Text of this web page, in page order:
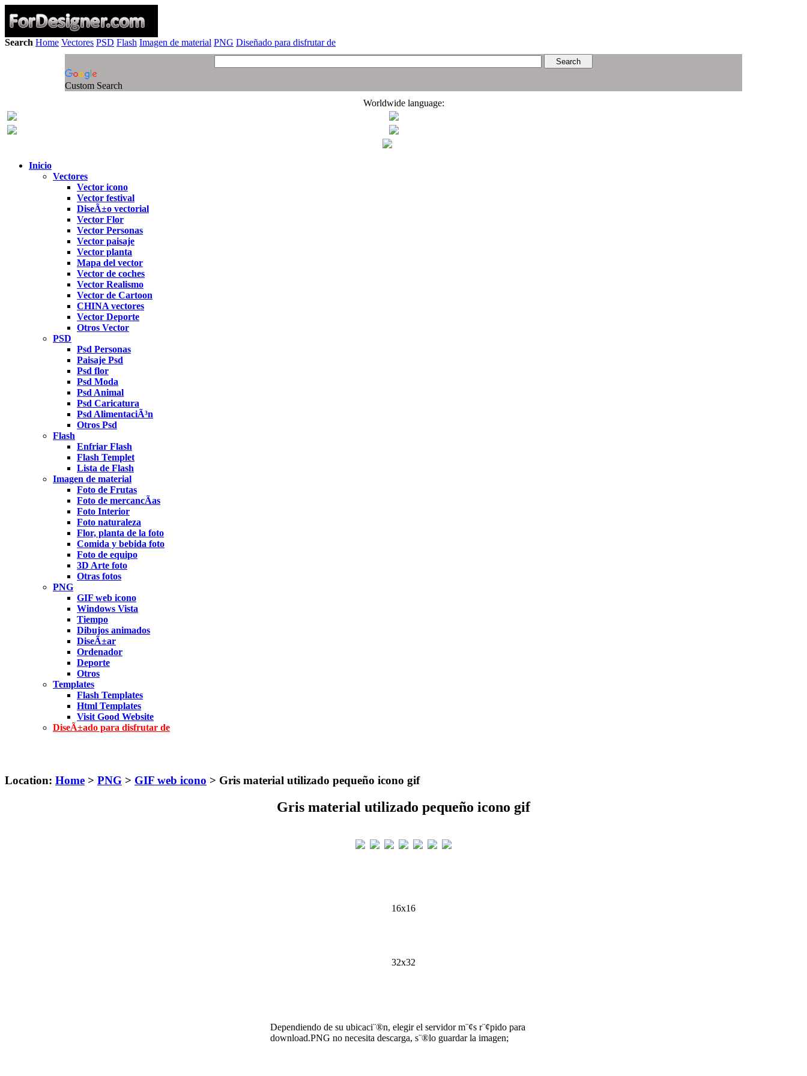
Search Home Vectores PSD Flash Imagen de material PNG Diseñado para disfrutar de
Custom Search
Worldwide language:
Inicio
Vectores
Vector icono
Vector festival
DiseÃ±o vectorial
Vector Flor
Vector Personas
Vector paisaje
Vector planta
Mapa del vector
Vector de coches
Vector Realismo
Vector de Cartoon
CHINA vectores
Vector Deporte
Otros Vector
PSD
Psd Personas
Paisaje Psd
Psd flor
Psd Moda
Psd Animal
Psd Caricatura
Psd AlimentaciÃ³n
Otros Psd
Flash
Enfriar Flash
Flash Templet
Lista de Flash
Imagen de material
Foto de Frutas
Foto de mercancÃ­as
Foto Interior
Foto naturaleza
Flor, planta de la foto
Comida y bebida foto
Foto de equipo
3D Arte foto
Otras fotos
PNG
GIF web icono
Windows Vista
Tiempo
Dibujos animados
DiseÃ±ar
Ordenador
Deporte
Otros
Templates
Flash Templates
Html Templates
Visit Good Website
DiseÃ±ado para disfrutar de
Location: Home > PNG > GIF web icono > Gris material utilizado pequeño icono gif
Gris material utilizado pequeño icono gif
16x16
32x32
Dependiendo de su ubicaci¨®n, elegir el servidor m¨¢s r¨¢pido para
download.PNG no necesita descarga, s¨®lo guardar la imagen;